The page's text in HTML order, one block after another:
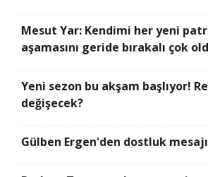
Mesut Yar: Kendimi her yeni
aşamasını geride bırakalı çok
Yeni sezon bu akşam başlıyor!
değişecek?
Gülben Ergen'den dostluk